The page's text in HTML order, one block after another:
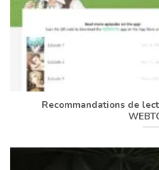
Recommandations de